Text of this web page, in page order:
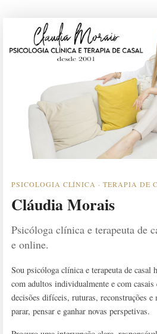
PSICOLOGIA CLÍNICA · TERAPIA DE
Cláudia Morais
Psicóloga clínica e terapeuta de
e online.
Sou psicóloga clínica e terapeuta de casal
com adultos individualmente e com casais
decisões difíceis, ruturas, reconstruções e
parar, pensar e ganhar novas perspetivas.